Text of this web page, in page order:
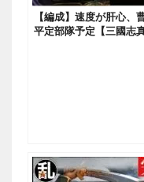
【編成】速度が肝心、
平定部隊予定【三國志